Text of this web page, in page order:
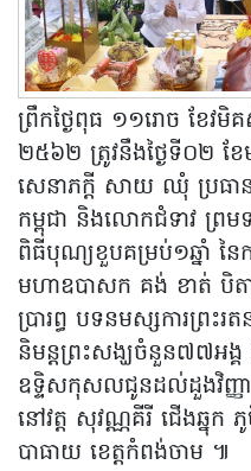
ព្រឹកថ្ងៃពុធ ១១រោច ខែវ
២៥៦២ ត្រូវនឹងថ្ងៃទី០២ ខែ
សេនាភក្តី សាយ ឈុំ ប្រធាន
កម្ពុជា និងលោកជំទាវ ព្រមទ
ពិធីបុណ្យខួបគម្រប់១ឆ្នាំ នៃ
មហាឧបាសក គង់ ខាត់ បិត
ប្រារព្ធ បទនមស្សការព្រ
និមន្តព្រះសង្ឃចំនួន៧៧អង្គ
ឧទ្ទិសកុសលជូនដល់ដួងវិញ្ញ
នៅវត្ត សុវណ្ណគីរី ជើងឆ្នុក
បាធាយ ខេត្តកំពង់ចាម ៕